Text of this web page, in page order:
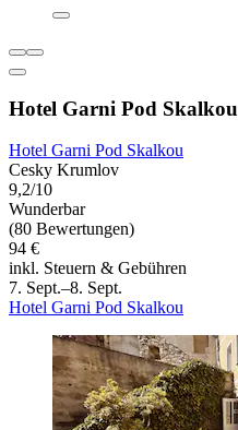
Hotel Garni Pod Skalkou
Hotel Garni Pod Skalkou
Cesky Krumlov
9,2/10
Wunderbar
(80 Bewertungen)
94 €
inkl. Steuern & Gebühren
7. Sept.–8. Sept.
Hotel Garni Pod Skalkou